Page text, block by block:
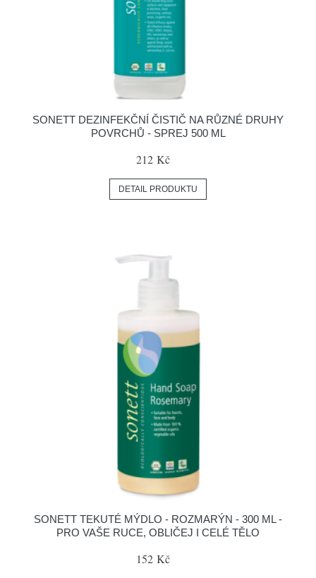
SONETT DEZINFEKČNÍ ČISTIČ NA RŮZNÉ DRUHY
POVRCHŮ - SPREJ 500 ML
212 Kč
DETAIL PRODUKTU
SONETT TEKUTÉ MÝDLO - ROZMARÝN - 300 ML -
PRO VAŠE RUCE, OBLIČEJ I CELÉ TĚLO
152 Kč